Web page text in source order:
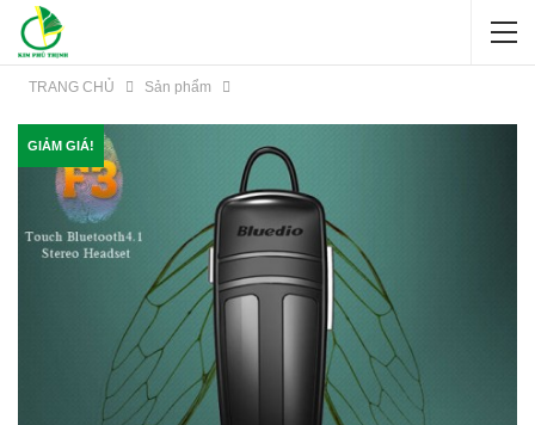
TRANG CHỦ Sản phẩm
GIẢM GIÁ!